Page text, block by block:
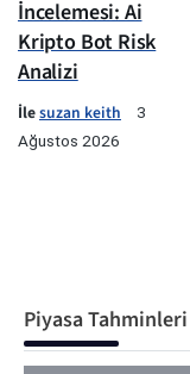
İncelemesi: Ai
Kripto Bot Risk
Analizi
İlesuzan keith
3
Ağustos 2026
Piyasa Tahminleri